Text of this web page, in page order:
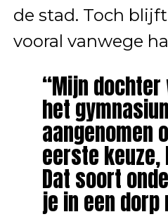
de stad. Toch
vooral vanwege
“Mijn
het
aangenomen
eerste
Dat soort
je in een